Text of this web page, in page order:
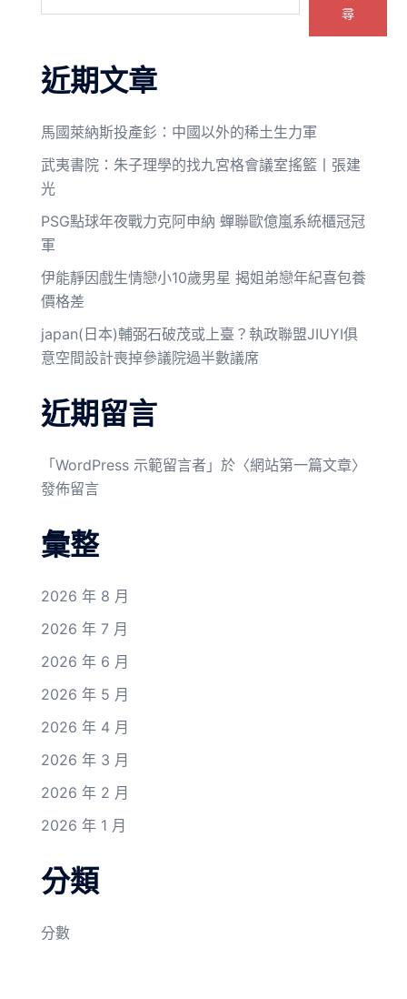
尋
近期文章
馬國萊納斯投產釤：中國以外的稀土生力軍
武夷書院：朱子理學的找九宮格會議室搖籃丨張建
光
PSG點球年夜戰力克阿申納 蟬聯歐億嵐系統櫃冠冠
軍
伊能靜因戲生情戀小10歲男星 揭姐弟戀年紀喜包養
價格差
japan(日本)輔弼石破茂或上臺？執政聯盟JIUYI俱
意空間設計喪掉參議院過半數議席
近期留言
「 WordPress 示範留言者 」於〈網站第一篇文章〉
發佈留言
彙整
2026 年 8 月
2026 年 7 月
2026 年 6 月
2026 年 5 月
2026 年 4 月
2026 年 3 月
2026 年 2 月
2026 年 1 月
分類
分數